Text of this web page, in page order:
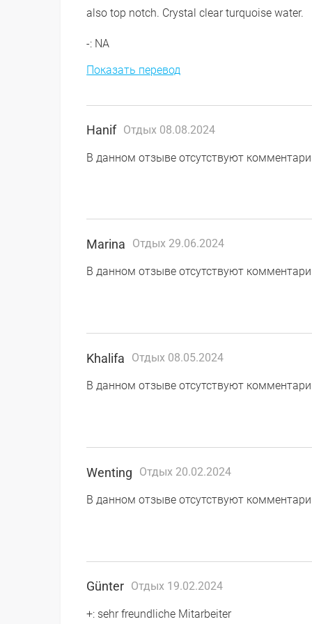
also top notch. Crystal clear turquoise water.
-: NA
Показать перевод
Hanif Отдых 08.08.2024
В данном отзыве отсутствуют
Marina Отдых 29.06.2024
В данном отзыве отсутствуют
Khalifa Отдых 08.05.2024
В данном отзыве отсутствуют
Wenting Отдых 20.02.2024
В данном отзыве отсутствуют
Günter Отдых 19.02.2024
+: sehr freundliche Mitarbeiter